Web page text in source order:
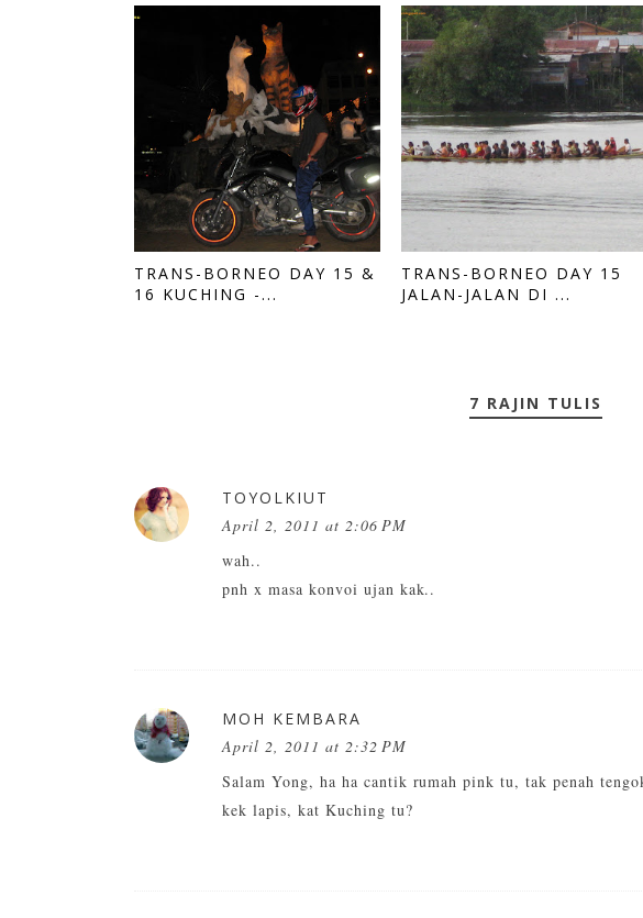
TRANS-BORNEO DAY 15 &
16 KUCHING -...
TRANS-BORNEO DAY 15
JALAN-JALAN DI ...
7 RAJIN TULIS
TOYOLKIUT
April 2, 2011 at 2:06 PM
wah..
pnh x masa konvoi ujan kak..
MOH KEMBARA
April 2, 2011 at 2:32 PM
Salam Yong, ha ha cantik rumah pink tu, tak penah
kek lapis, kat Kuching tu?